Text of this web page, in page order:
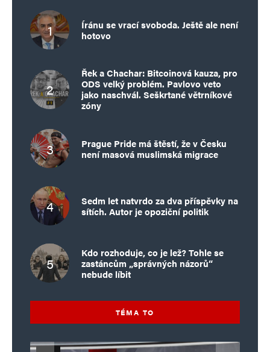
Íránu se vrací svoboda. Ještě ale není
hotovo
Řek a Chachar: Bitcoinová kauza, pro
ODS velký problém. Pavlovo veto
jako naschvál. Seškrtané větrníkové
zóny
Prague Pride má štěstí, že v Česku
není masová muslimská migrace
Sedm let natvrdo za dva příspěvky na
sítích. Autor je opoziční politik
Kdo rozhoduje, co je lež? Tohle se
zastáncům „správných názorů“
nebude líbit
TÉMA TO